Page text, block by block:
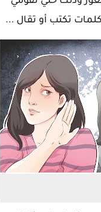
تكتب أو تقال ...